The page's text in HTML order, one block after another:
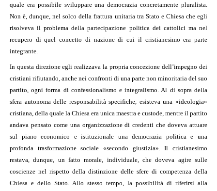
quale era possibile sviluppare una democrazia concretamente pluralista.
Non è, dunque, nel solco della frattura unitaria tra Stato e Chiesa che egli
risolveva il problema della partecipazione politica dei cattolici ma nel
recupero di quel concetto di nazione di cui il cristianesimo era parte
integrante.
In questa direzione egli realizzava la propria concezione dell’impegno dei
cristiani rifiutando, anche nei confronti di una parte non minoritaria del suo
partito, ogni forma di confessionalismo e integralismo. Al di sopra della
sfera autonoma delle responsabilità specifiche, esisteva una «ideologia»
cristiana, della quale la Chiesa era unica maestra e custode, mentre il partito
andava pensato come una organizzazione di credenti che doveva attuare
sul piano economico e istituzionale una democrazia politica e una
profonda trasformazione sociale «secondo giustizia». Il cristianesimo
restava, dunque, un fatto morale, individuale, che doveva agire sulle
coscienze nel rispetto della distinzione delle sfere di competenza della
Chiesa e dello Stato. Allo stesso tempo, la possibilità di riferirsi alla